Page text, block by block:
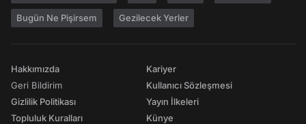
Bugün Ne Pişirsem Gezilecek Yerler
Hakkımızda
Geri Bildirim
Gizlilik Politikası
Topluluk Kuralları
Kariyer
Kullanıcı Sözleşmesi
Yayın İlkeleri
Künye